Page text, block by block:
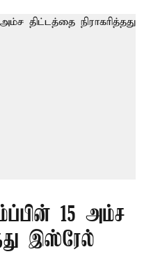
15 அம்ச
இஸ்ரேல்